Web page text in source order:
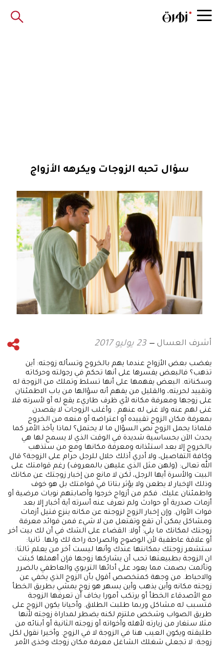
سؤال تحبه الزوجات ويكرهه الأزواج
أشرف العسال 23 يوليو 2017
يغضب بعض الأزواج عندما يهم بالخروج وتسأله زوجته: أين
تذهب؟ فالبعض يفسرها على أنها تحكم في رجولته وحركاته
وسكناته. البعض يفهمها على أنها تسلط وتملك من الزوجة له
وتقييد لحريته، والقليل من يفهم أنه سؤالها من باب الاطمئنان
على زوجها ومعرفة مكانه لأي ظرف طاريء يقع له أو لأسرته فلا
غنى لهم عنه ولا غنى له عنهم . وأغلب الزوجات لا يقصدن
بمعرفة مكان الزوج تقييده أو اعتراضه أو منعه من الخروج
فلماذا يحمل الزوج نص السؤال ما لا يحتمل؟ لماذا يأخذ الأمر كما
يحدث الآن بحساسية شديدة في الوقت الذي لا يسمح لها هي
بالخروج إلا بعد استئذانه ومعرفة مكانها ومع من ستذهب
وكافة التفاصيل، ولا أدري أذلك حلال للرجل حرام على الزوجة؟ قال
الله تعالى: (ولهن مثل الذي عليهن بالمعروف) رغم قوامتك على
البيت والأسرة أيها الرجل، لكن لا مانع من إخبار زوجتك عن مكانك
وذلك الإخبار لا يطعن ولا يؤثر بتاتا في قوامتك بل هو خوف
واطمئنان عليك. فكم من أزواج خرجوا وأصابتهم نوبات مرضية أو
أزمات صدرية أو حوادث ولم تعرف عنه أسرته أية أخبار إلا بعد
فوات الأوان. وإن إخبار الزوج لزوجته عن مكانه ينزع فتيل أزمات
ومشاكل يمكن أن تقع وتفتعل من لا شيء فمن فوائد معرفة
زوجتك لمكانك ما يلي: أولا: القضاء على الشك في أن لك بيت أخر
أو علاقة عاطفية لأن الوضوح والصراحة راحة لك ولها. ثانيا:
ستشعر زوجتك بمكانتها عندك وأنها ليست أخر من يعلم ثالثا:
ان الزوجة بطبيعتها تحب أن يشاركها زوجها فإن أهملها كبتت
وتألمت بصمت مما يعود على أدائها التربوي والعاطفي بالضرر
والاحباط. من وجهة كمتخصص أقول بأن الزوج الذي يخفي عن
زوجته مكانه وأين يذهب وأين يسهر هو زوج يمشي بطريق الخطأ
مع الأصدقاء الخطأ أو يرتكب أمورا يخاف أن تعرفها الزوجة
فتسبب له مشاكل وربما طلبت الطلاق. وأحيانا يكون الزوج على
طريق الصواب وشخص ملتزم لكنه يضطر لمداراة زوجته لأنها
مثلا ستغار من زيارته لأهله وأخواته أو زوجته الثانية أو أبنائه من
طليقته ويكون العيب هنا في الزوجة لا في الزوج. وأخيرا نقول لكل
زوجة: لا تجعلي شغلك الشاغل معرفة مكان زوجك وخذي الأمر